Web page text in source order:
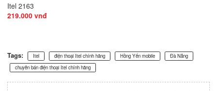
Itel 2163
219.000 vnđ
Tags: Itel điện thoại Itel chính hãng Hồng Yến mobile
Đà Nẵng
chuyên bán điện thoại Itel chính hãng